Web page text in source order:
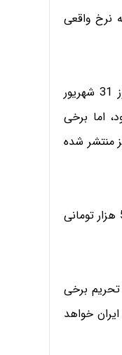
نرخ واقعی
در حالیکه پیش‌سفارش آیفون8 و آیفون 8پلاس از امروز (24 شهریور) آغاز شده و عرضه آنها از روز 31 شهریور
بود، اما برخی
منتشر شده
یکی از این لیست‌ها قیمت 11 میلیون تومان را جلوی آیفون10 مدل 256 گیگابایتی و 8 میلیون و 500 هزار تومانی
تحریم برخی
خواهد